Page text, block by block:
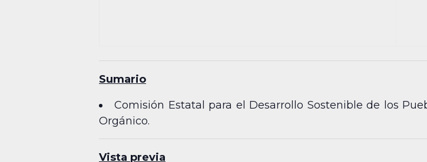
Sumario
Comisión Estatal para el Desarrollo Sostenible de los
Orgánico.
Vista previa